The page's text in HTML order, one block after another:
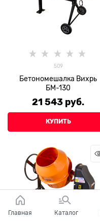
509
Бетономешалка Вихрь
БМ-130
21 543 руб.
КУПИТЬ
Главная Каталог